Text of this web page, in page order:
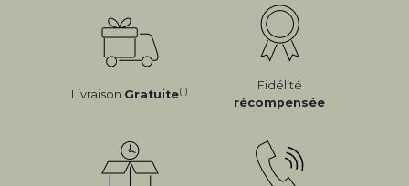
Livraison Gratuite(1)
Fidélité
récompensée